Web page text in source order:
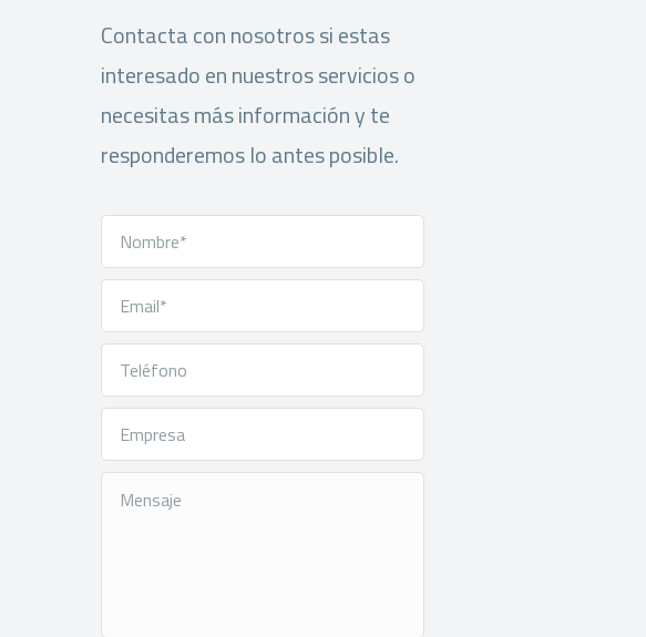
Contacta con nosotros si estas
interesado en nuestros servicios o
necesitas más información y te
responderemos lo antes posible.